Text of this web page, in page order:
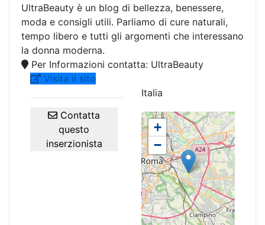
UltraBeauty è un blog di bellezza, benessere,
moda e consigli utili. Parliamo di cure naturali,
tempo libero e tutti gli argomenti che interessano
la donna moderna.
Per Informazioni contatta: UltraBeauty
Visita il sito
Contatta
questo
inserzionista
Italia
+
−